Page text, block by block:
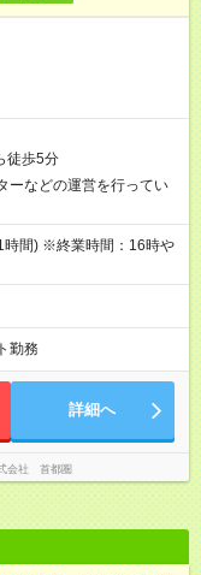
徒歩5分
ーなどの運営を行ってい
間) ※終業時間：16時や
勤務
詳細へ
会社 首都圏